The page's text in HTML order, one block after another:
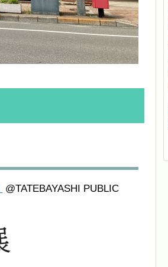
@TATEBAYASHI PUBLIC